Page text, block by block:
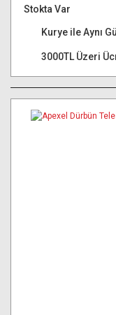
Stokta Var
Kurye ile Aynı
3000TL Üzeri